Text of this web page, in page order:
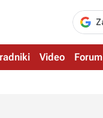
Video Forum